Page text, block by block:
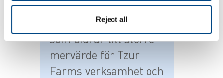
Reject all
personal till mer
strategiska uppgifter
som bidrar till större
mervärde för Tzur
Farms verksamhet och